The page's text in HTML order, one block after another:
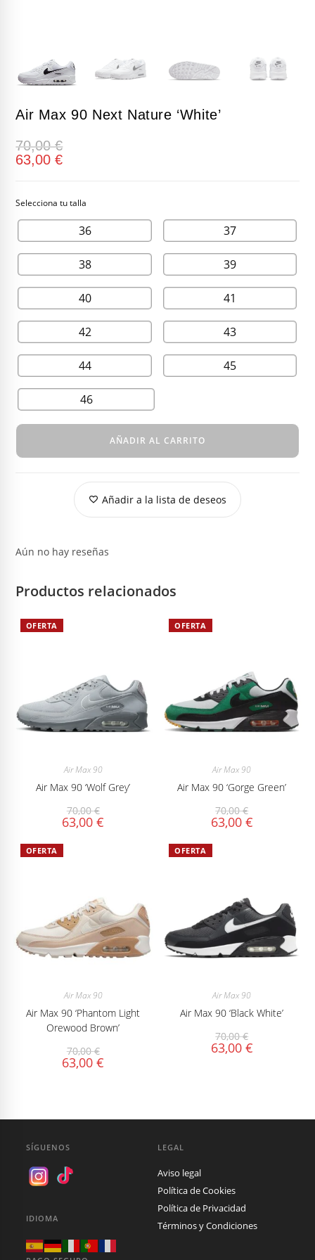
Air Max 90 Next Nature ‘White’
70,00€
63,00€
36 37
38 39
40 41
42 43
44 45
46
AÑADIR AL CARRITO
Añadir a la lista de deseos
Aún no hay reseñas
Productos relacionados
OFERTA
Air Max 90
Air Max 90 ‘Wolf Grey’
70,00€
63,00€
OFERTA
Air Max 90
Air Max 90 ‘Gorge Green’
70,00€
63,00 €
OFERTA
Air Max 90
Air Max 90 ‘Phantom Light
Orewood Brown’
70,00€
63,00€
OFERTA
Air Max 90
Air Max 90 ‘Black White’
70,00€
63,00 €
SÍGUENOS
IDIOMA
LEGAL
Aviso legal
Política de Cookies
Política de Privacidad
Términos y Condiciones